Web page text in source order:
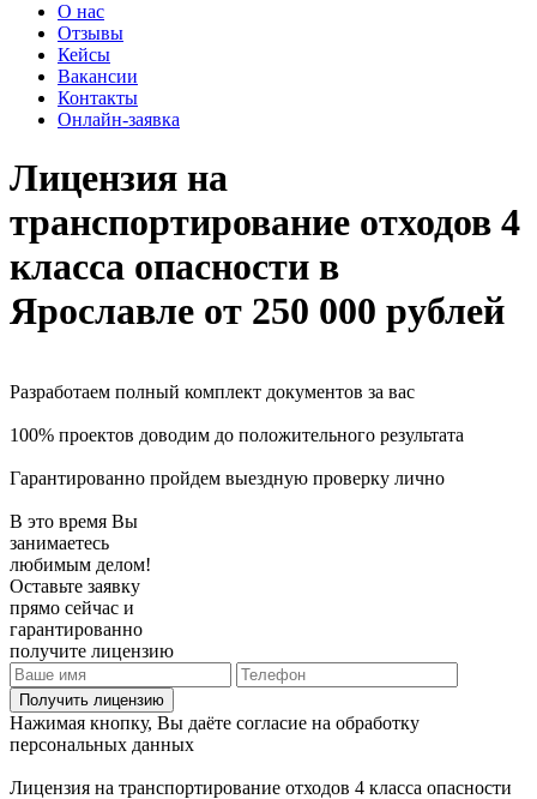
О нас
Отзывы
Кейсы
Вакансии
Контакты
Онлайн-заявка
Лицензия на
транспортирование отходов 4
класса опасности в
Ярославле от 250 000 рублей
Разработаем полный комплект документов за вас
100% проектов доводим до положительного результата
Гарантированно пройдем выездную проверку лично
В это время Вы
занимаетесь
любимым делом!
Оставьте заявку
прямо сейчас и
гарантированно
получите лицензию
Получить лицензию
Нажимая кнопку, Вы даёте согласие на обработку
персональных данных
Лицензия на транспортирование отходов 4 класса опасности